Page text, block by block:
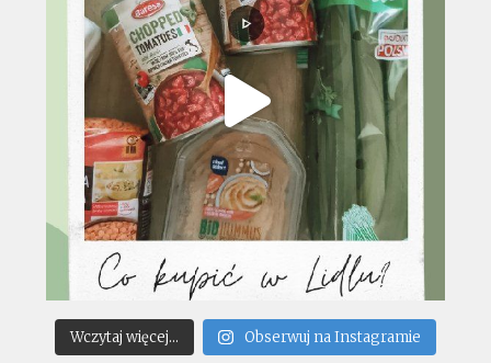
Wczytaj więcej... Obserwuj na Instagramie